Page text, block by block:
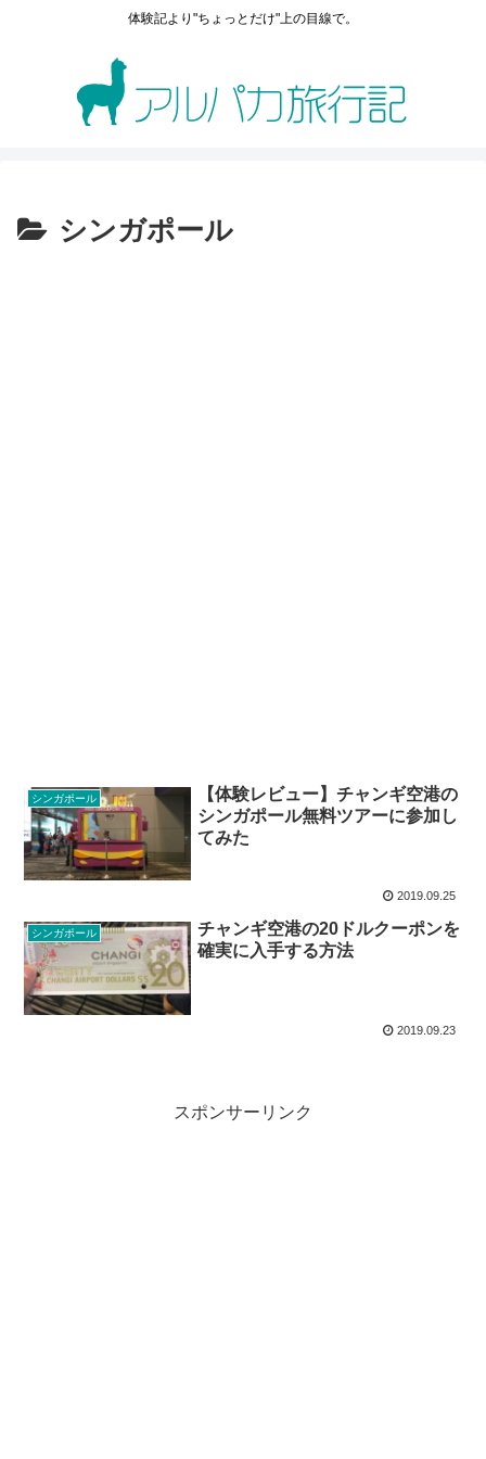
体験記より"ちょっとだけ"上の目線で。
シンガポール
シンガポール
【体験レビュー】チャンギ空港の
シンガポール無料ツアーに参加し
てみた
2019.09.25
シンガポール
チャンギ空港の20ドルクーポンを
確実に入手する方法
2019.09.23
スポンサーリンク